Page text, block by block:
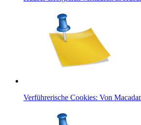
Verführerische Cookies: Von